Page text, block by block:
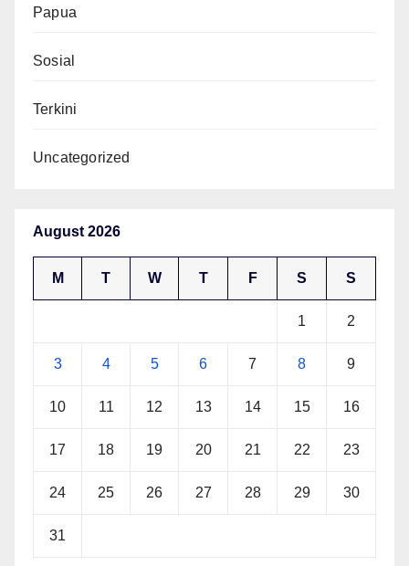
Papua
Sosial
Terkini
Uncategorized
August 2026
M T W T F S S
1 2
3 4 5 6 7 8 9
10 11 12 13 14 15 16
17 18 19 20 21 22 23
24 25 26 27 28 29 30
31